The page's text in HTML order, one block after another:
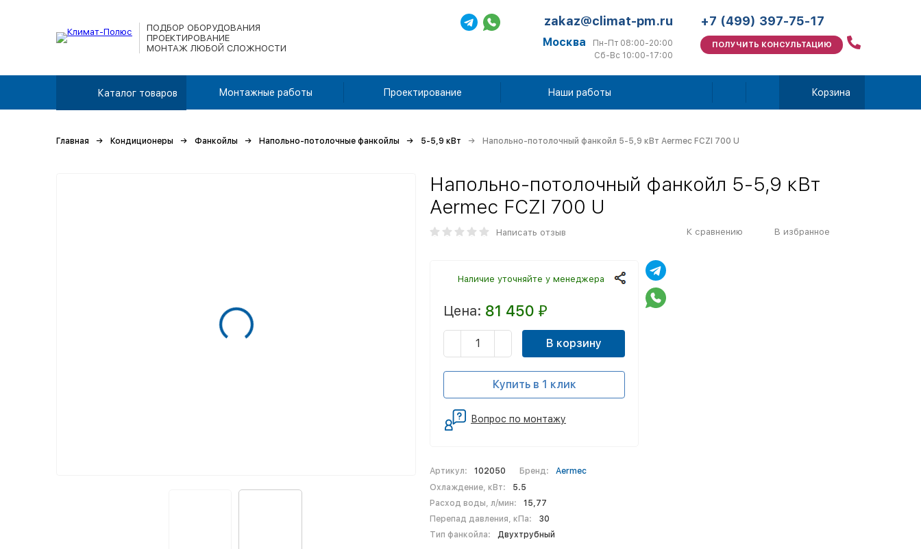
ПОДБОР ОБОРУДОВАНИЯ
ПРОЕКТИРОВАНИЕ
МОНТАЖ ЛЮБОЙ СЛОЖНОСТИ
zakaz@climat-pm.ru
Москва
Пн-Пт 08:00-20:00
Сб-Вс 10:00-17:00
+7 (499) 397-75-17
ПОЛУЧИТЬ КОНСУЛЬТАЦИЮ
Каталог товаров Монтажные работы Проектирование Наши работы Корзина
Главная Кондиционеры Фанкойлы Напольно-потолочные фанкойлы 5-5,9 кВт Напольно-потолочный фанкойл 5-5,9 кВт Aermec FCZI 700 U
Напольно-потолочный фанкойл 5-5,9 кВт
Aermec FCZI 700 U
Написать отзыв К сравнению В избранное
Артикул: 102050 Бренд:
Aermec
Охлаждение, кВт:
5.5
Расход воды, л/мин:
15,77
Перепад давления, кПа:
30
Тип фанкойла:
Двухтрубный
Наличие уточняйте у менеджера
Цена: 81 450 ₽
В корзину
Купить в 1 клик
Вопрос по монтажу